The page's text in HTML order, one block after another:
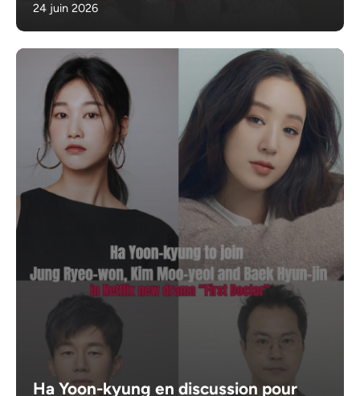
24 juin 2026
Ha Yoon-kyung en discussion pour